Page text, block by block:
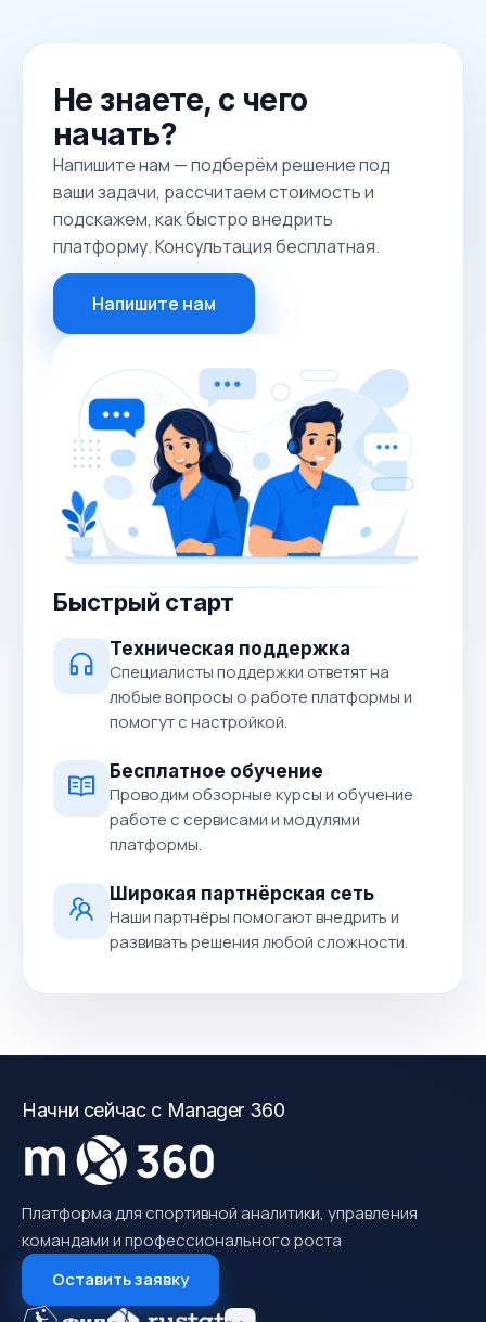
Не знаете, с чего
начать?
Напишите нам — подберём решение под
ваши задачи, рассчитаем стоимость и
подскажем, как быстро внедрить
платформу. Консультация бесплатная.
Напишите нам
Быстрый старт
Техническая поддержка
Специалисты поддержки ответят на
любые вопросы о работе платформы и
помогут с настройкой.
Бесплатное обучение
Проводим обзорные курсы и обучение
работе с сервисами и модулями
платформы.
Широкая партнёрская сеть
Наши партнёры помогают внедрить и
развивать решения любой сложности.
Начни сейчас с Manager 360
Платформа для спортивной аналитики, управления
командами и профессионального роста
Оставить заявку